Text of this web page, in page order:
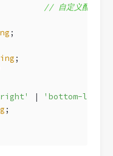
{
// 自定义配色
;
;
right' | 'bottom-left'
;